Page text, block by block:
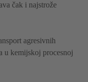
čak i najstrože
agresivnih
u kemijskoj procesnoj